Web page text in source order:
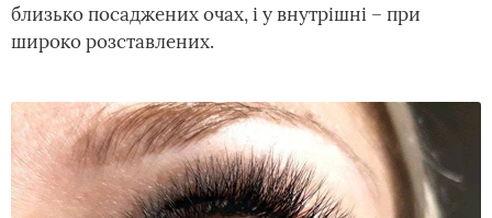
близько посаджених очах, і у внутрішні – при
широко розставлених.